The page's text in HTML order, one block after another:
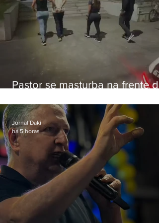
Pastor se masturba na frente de
Jornal Daki
há 5 horas